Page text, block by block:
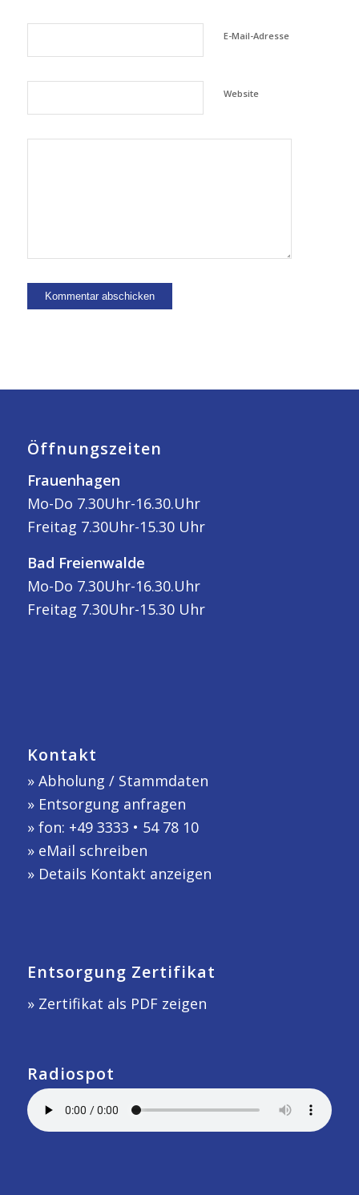
E-Mail-Adresse
Website
Öffnungszeiten
Frauenhagen
Mo-Do 7.30Uhr-16.30.Uhr
Freitag 7.30Uhr-15.30 Uhr
Bad Freienwalde
Mo-Do 7.30Uhr-16.30.Uhr
Freitag 7.30Uhr-15.30 Uhr
Kontakt
» Abholung / Stammdaten
» Entsorgung anfragen
» fon: +49 3333 • 54 78 10
» eMail schreiben
» Details Kontakt anzeigen
Entsorgung Zertifikat
» Zertifikat als PDF zeigen
Radiospot